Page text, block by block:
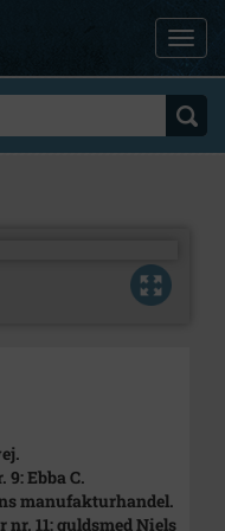
9: Ebba C.
manufakturhandel.
nr. 11: guldsmed Niels